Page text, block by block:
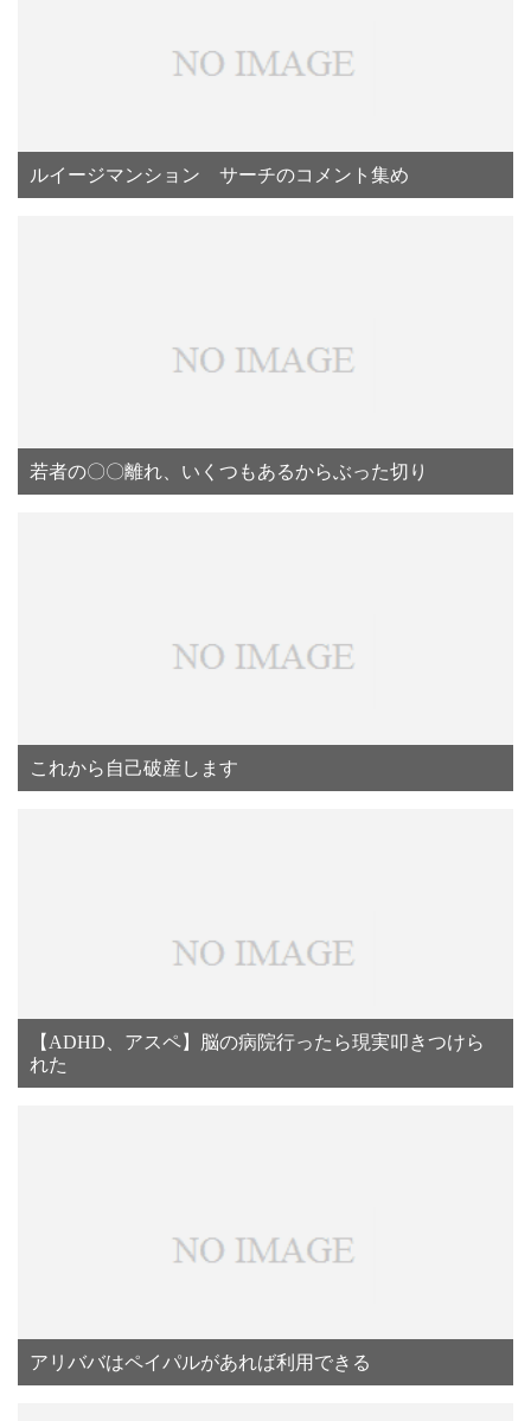
ルイージマンション サーチのコメント集め
若者の〇〇離れ、いくつもあるからぶった切り
これから自己破産します
【ADHD、アスペ】脳の病院行ったら現実叩きつけら
れた
アリババはペイパルがあれば利用できる